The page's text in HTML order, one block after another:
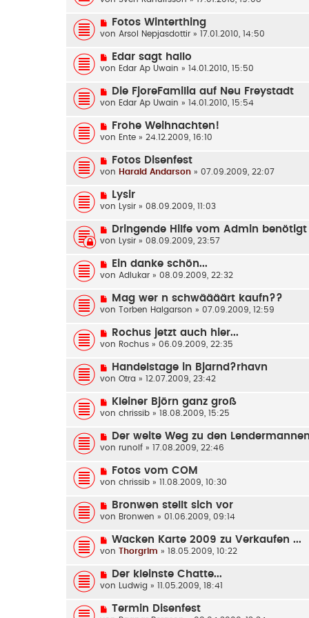
Fotos Winterthing
von Arsol Nepjasdottir » 17.01.2010, 14:50
Edar sagt hallo
von Edar Ap Uwain » 14.01.2010, 15:50
Die FjoreFamilia auf Neu Freystadt
von Edar Ap Uwain » 14.01.2010, 15:54
Frohe Weihnachten!
von Ente » 24.12.2009, 16:10
Fotos Disenfest
von Harald Andarson » 07.09.2009, 22:07
Lysir
von Lysir » 08.09.2009, 11:03
Dringende Hilfe vom Admin benötigt
von Lysir » 08.09.2009, 23:57
Ein danke schön...
von Adlukar » 08.09.2009, 22:32
Mag wer n schwäääärt kaufn??
von Torben Halgarson » 07.09.2009, 12:59
Rochus jetzt auch hier...
von Rochus » 06.09.2009, 22:35
Handelstage in Bjarnd?rhavn
von Otra » 12.07.2009, 23:42
Kleiner Björn ganz groß
von chrissib » 18.08.2009, 15:25
Der weite Weg zu den Lendermannen
von runolf » 17.08.2009, 22:46
Fotos vom COM
von chrissib » 11.08.2009, 10:30
Bronwen stellt sich vor
von Bronwen » 01.06.2009, 09:14
Wacken Karte 2009 zu Verkaufen ...
von Thorgrim » 18.05.2009, 10:22
Der kleinste Chatte...
von Ludwig » 11.05.2009, 18:41
Termin Disenfest